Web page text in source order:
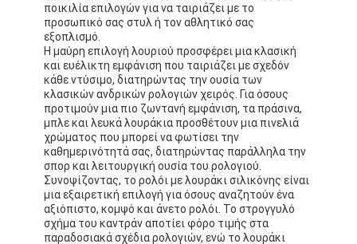
Σπίτι
Προϊόντα
Σχετικά με εμάς
Επισκέψεις στο εργοστάσιο
Ποιοτικός έλεγχος
Επικοινωνήστε μαζί μας
Ειδήσεις
ποικιλία επιλογών για να ταιριάζει με το
προσωπικό σας στυλ ή τον αθλητικό σας
εξοπλισμό.
Η μαύρη επιλογή λουριού προσφέρει μια κλασική
και ευέλικτη εμφάνιση που ταιριάζει με σχεδόν
κάθε ντύσιμο, διατηρώντας την ουσία των
κλασικών ανδρικών ρολογιών χειρός. Για όσους
προτιμούν μια πιο ζωντανή εμφάνιση, τα πράσινα,
μπλε και λευκά λουράκια προσθέτουν μια πινελιά
χρώματος που μπορεί να φωτίσει την
καθημερινότητά σας, διατηρώντας παράλληλα την
σπορ και λειτουργική ουσία του ρολογιού.
Συνοψίζοντας, το ρολόι με λουράκι σιλικόνης είναι
μια εξαιρετική επιλογή για όσους αναζητούν ένα
αξιόπιστο, κομψό και άνετο ρολόι. Το στρογγυλό
σχήμα του καντράν αποτίει φόρο τιμής στα
παραδοσιακά σχέδια ρολογιών, ενώ το λουράκι